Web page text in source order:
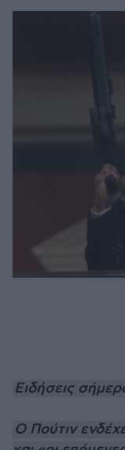
Ειδήσεις
Ο Πούτιν